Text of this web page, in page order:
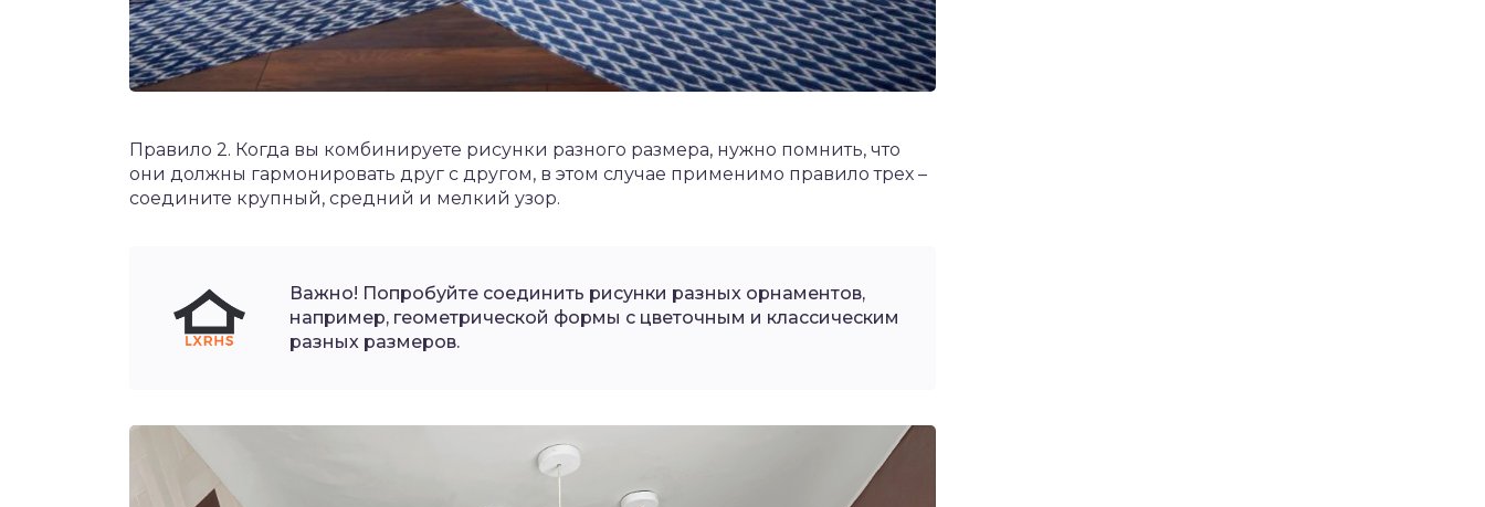
Правило 2. Когда вы комбинируете рисунки разного размера, нужно помнить, что
они должны гармонировать друг с другом, в этом случае применимо правило трех –
соедините крупный, средний и мелкий узор.
Важно! Попробуйте соединить рисунки разных орнаментов,
например, геометрической формы с цветочным и классическим
разных размеров.